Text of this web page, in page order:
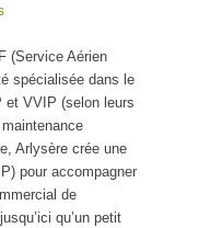
(Service Aérien
spécialisée dans le
et VVIP (selon leurs
Arlysère crée une
pour accompagner
de
qu’un petit